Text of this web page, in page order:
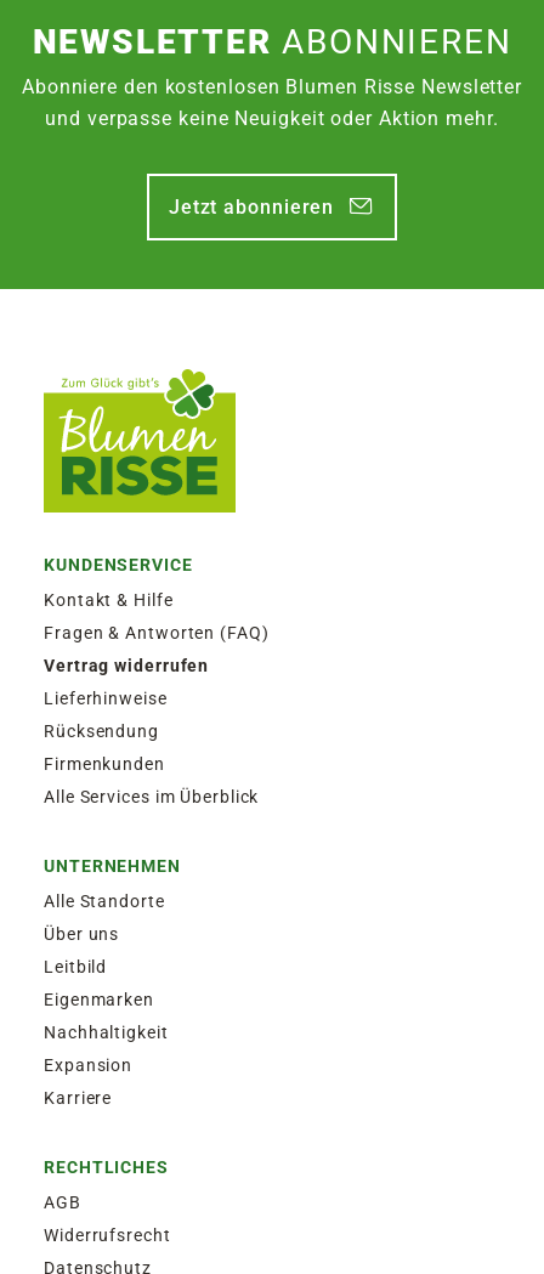
NEWSLETTERABONNIEREN
Abonniere den kostenlosen Blumen Risse Newsletter
und verpasse keine Neuigkeit oder Aktion mehr.
Jetzt abonnieren
KUNDENSERVICE
Kontakt & Hilfe
Fragen & Antworten (FAQ)
Vertrag widerrufen
Lieferhinweise
Rücksendung
Firmenkunden
Alle Services im Überblick
UNTERNEHMEN
Alle Standorte
Über uns
Leitbild
Eigenmarken
Nachhaltigkeit
Expansion
Karriere
RECHTLICHES
AGB
Widerrufsrecht
Datenschutz